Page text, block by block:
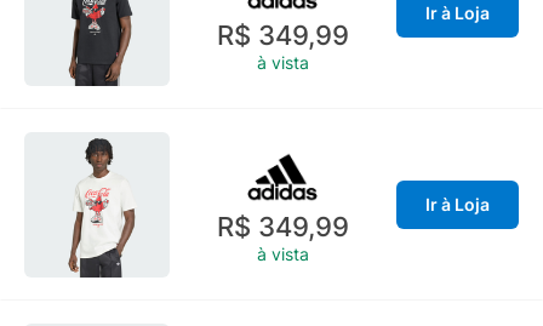
R$ 349,99
à vista
Ir à Loja
R$ 349,99
à vista
Ir à Loja